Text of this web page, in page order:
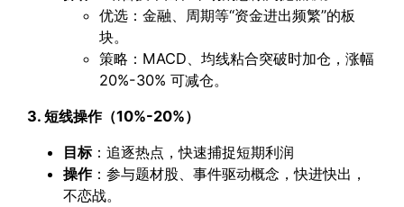
优选：金融、周期等“资金进出频繁”的板
块。
策略：MACD、均线粘合突破时加仓，涨幅
20%-30% 可减仓。
3. 短线操作（10%-20%）
目标：追逐热点，快速捕捉短期利润
操作：参与题材股、事件驱动概念，快进快出，
不恋战。